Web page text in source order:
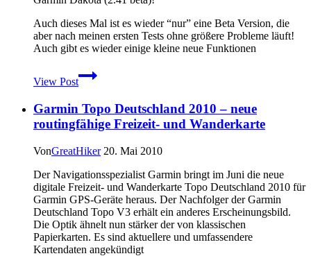
Auch dieses Mal ist es wieder “nur” eine Beta Version, die
aber nach meinen ersten Tests ohne größere Probleme läuft!
Auch gibt es wieder einige kleine neue Funktionen
View Post
Garmin
BETA-
Aktualisierung
für
Oregon
und
Dakota
Garmin Topo Deutschland 2010 – neue
routingfähige Freizeit- und Wanderkarte
VonGreatHiker 20. Mai 2010
Der Navigationsspezialist Garmin bringt im Juni die neue
digitale Freizeit- und Wanderkarte Topo Deutschland 2010 für
Garmin GPS-Geräte heraus. Der Nachfolger der Garmin
Deutschland Topo V3 erhält ein anderes Erscheinungsbild.
Die Optik ähnelt nun stärker der von klassischen
Papierkarten. Es sind aktuellere und umfassendere
Kartendaten angekündigt